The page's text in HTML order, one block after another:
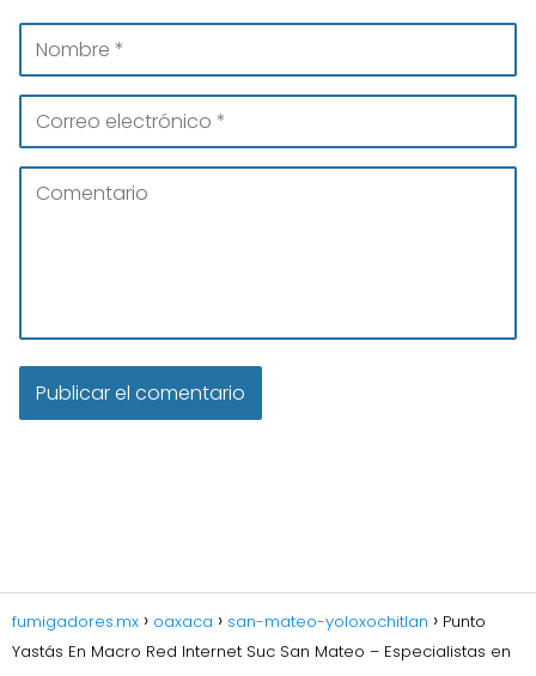
fumigadores.mx oaxaca san-mateo-yoloxochitlan
Punto
Yastás En Macro Red Internet Suc San Mateo – Especialistas en